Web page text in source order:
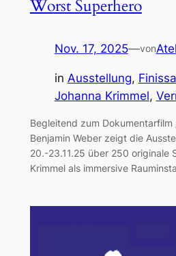
Worst Superhero
Nov. 17, 2025—von
in Ausstellung,
Johanna Krimmel,
Begleitend zum Dokumentarfilm
Benjamin Weber zeigt die
20.-23.11.25 über 250 originale
Krimmel als immersive